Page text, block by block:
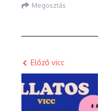
Megosztás
Előző vicc